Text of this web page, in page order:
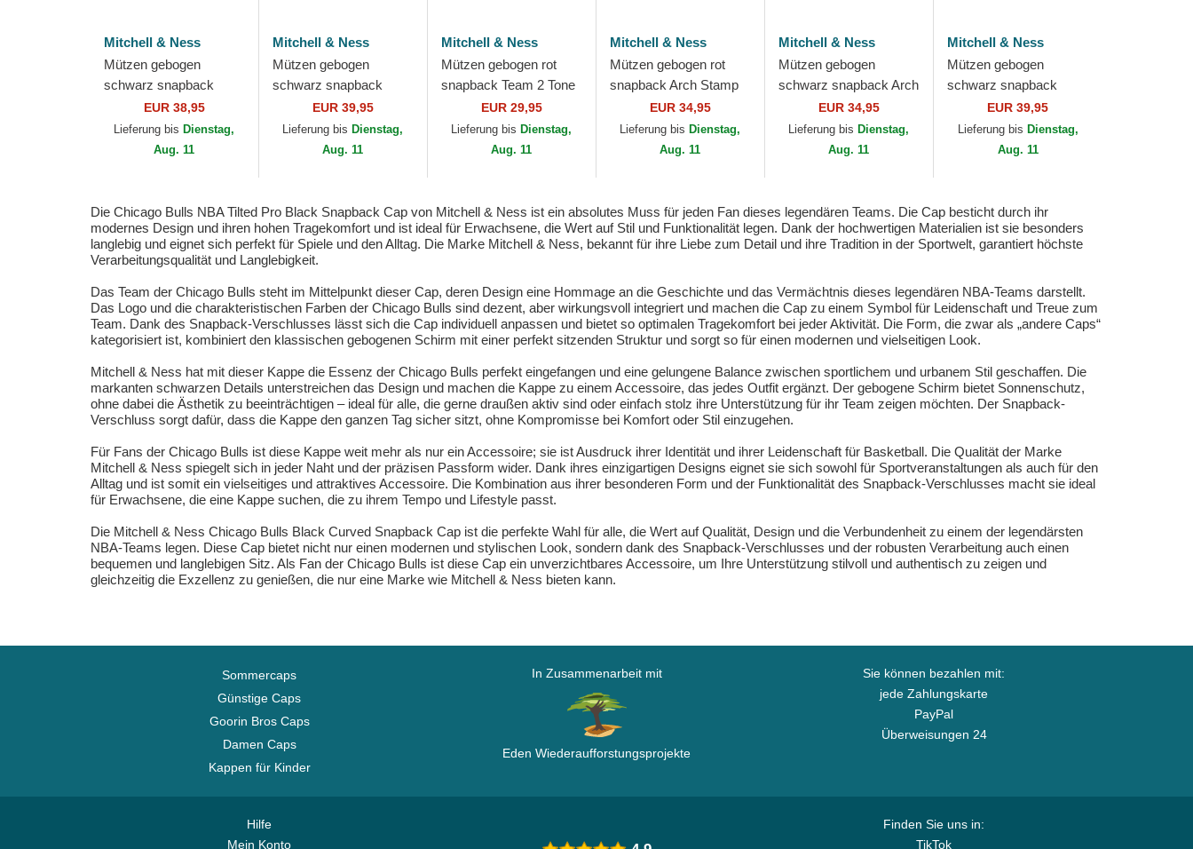
Mitchell & Ness
Mützen gebogen
schwarz snapback
Hyper Type Pro der
Chicago Bulls NBA von
Mitchell & Ness
EUR 38,95
Lieferung bis Dienstag,
Aug. 11
Mitchell & Ness
Mützen gebogen
schwarz snapback
Busted Pro der Chicago
Bulls NBA von Mitchell
EUR 39,95
Lieferung bis Dienstag,
Aug. 11
Mitchell & Ness
Mützen gebogen rot
snapback Team 2 Tone
2.0 Pro der Chicago
Bulls NBA von Mitchell
EUR 29,95
Lieferung bis Dienstag,
Aug. 11
Mitchell & Ness
Mützen gebogen rot
snapback Arch Stamp
Pro der Chicago Bulls
NBA von Mitchell &
EUR 34,95
Lieferung bis Dienstag,
Aug. 11
Mitchell & Ness
Mützen gebogen
schwarz snapback Arch
Stamp Pro der Chicago
Blackhawks NHL von
Mitchell & Ness
EUR 34,95
Lieferung bis Dienstag,
Aug. 11
Mitchell & Ness
Mützen gebogen
schwarz snapback
Busted Pro der
Vancouver Grizzlies
NBA von Mitchell &
EUR 39,95
Lieferung bis Dienstag,
Aug. 11
Die Chicago Bulls NBA Tilted Pro Black Snapback Cap von Mitchell & Ness ist ein absolutes Muss für jeden Fan dieses legendären Teams. Die Cap besticht durch ihr
modernes Design und ihren hohen Tragekomfort und ist ideal für Erwachsene, die Wert auf Stil und Funktionalität legen. Dank der hochwertigen Materialien ist sie besonders
langlebig und eignet sich perfekt für Spiele und den Alltag. Die Marke Mitchell & Ness, bekannt für ihre Liebe zum Detail und ihre Tradition in der Sportwelt, garantiert höchste
Verarbeitungsqualität und Langlebigkeit.
Das Team der Chicago Bulls steht im Mittelpunkt dieser Cap, deren Design eine Hommage an die Geschichte und das Vermächtnis dieses legendären NBA-Teams darstellt.
Das Logo und die charakteristischen Farben der Chicago Bulls sind dezent, aber wirkungsvoll integriert und machen die Cap zu einem Symbol für Leidenschaft und Treue zum
Team. Dank des Snapback-Verschlusses lässt sich die Cap individuell anpassen und bietet so optimalen Tragekomfort bei jeder Aktivität. Die Form, die zwar als „andere Caps“
kategorisiert ist, kombiniert den klassischen gebogenen Schirm mit einer perfekt sitzenden Struktur und sorgt so für einen modernen und vielseitigen Look.
Mitchell & Ness hat mit dieser Kappe die Essenz der Chicago Bulls perfekt eingefangen und eine gelungene Balance zwischen sportlichem und urbanem Stil geschaffen. Die
markanten schwarzen Details unterstreichen das Design und machen die Kappe zu einem Accessoire, das jedes Outfit ergänzt. Der gebogene Schirm bietet Sonnenschutz,
ohne dabei die Ästhetik zu beeinträchtigen – ideal für alle, die gerne draußen aktiv sind oder einfach stolz ihre Unterstützung für ihr Team zeigen möchten. Der Snapback-
Verschluss sorgt dafür, dass die Kappe den ganzen Tag sicher sitzt, ohne Kompromisse bei Komfort oder Stil einzugehen.
Für Fans der Chicago Bulls ist diese Kappe weit mehr als nur ein Accessoire; sie ist Ausdruck ihrer Identität und ihrer Leidenschaft für Basketball. Die Qualität der Marke
Mitchell & Ness spiegelt sich in jeder Naht und der präzisen Passform wider. Dank ihres einzigartigen Designs eignet sie sich sowohl für Sportveranstaltungen als auch für den
Alltag und ist somit ein vielseitiges und attraktives Accessoire. Die Kombination aus ihrer besonderen Form und der Funktionalität des Snapback-Verschlusses macht sie ideal
für Erwachsene, die eine Kappe suchen, die zu ihrem Tempo und Lifestyle passt.
Die Mitchell & Ness Chicago Bulls Black Curved Snapback Cap ist die perfekte Wahl für alle, die Wert auf Qualität, Design und die Verbundenheit zu einem der legendärsten
NBA-Teams legen. Diese Cap bietet nicht nur einen modernen und stylischen Look, sondern dank des Snapback-Verschlusses und der robusten Verarbeitung auch einen
bequemen und langlebigen Sitz. Als Fan der Chicago Bulls ist diese Cap ein unverzichtbares Accessoire, um Ihre Unterstützung stilvoll und authentisch zu zeigen und
gleichzeitig die Exzellenz zu genießen, die nur eine Marke wie Mitchell & Ness bieten kann.
Sommercaps
Günstige Caps
Goorin Bros Caps
Damen Caps
Kappen für Kinder
In Zusammenarbeit mit
Eden Wiederaufforstungsprojekte
Sie können bezahlen mit:
jede Zahlungskarte
PayPal
Überweisungen 24
Hilfe
Mein Konto
Finden Sie uns in:
TikTok